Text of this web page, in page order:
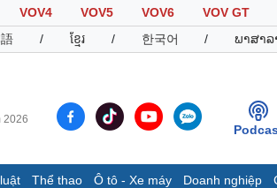
VOV4 VOV5 VOV6
VOV GT
/ ខ្មែរ / 한국어 / ພາສາລ
2026
Thể thao Ô tô - Xe máy Doanh nghiệp